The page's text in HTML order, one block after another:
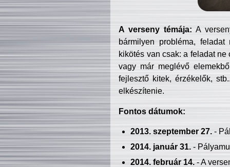
A verseny témája: A
bármilyen probléma, feladat
kikötés van csak: a feladat
vagy már meglévő
fejlesztő kitek, érzékelők,
elkészítenie.
Fontos dátumok:
2013. szeptember 27.-
2014. január 31.-
2014. február 14.- A